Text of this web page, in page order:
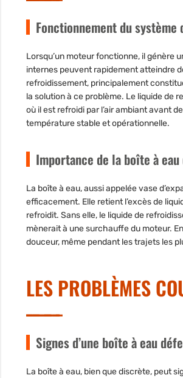
Fonctionnement du
Lorsqu’un moteur fonctionne, il génère
internes peuvent rapidement atteindre
refroidissement, principalement
la solution à ce problème. Le liquide de
où il est refroidi par l’air ambiant avant
température stable et opérationnelle.
Importance de la boîte à
La boîte à eau, aussi appelée vase
efficacement. Elle retient l’excès de
refroidit. Sans elle, le liquide de
mènerait à une surchauffe du moteur.
douceur, même pendant les trajets les
LES PROBLÈMES
Signes d’une boîte à eau
La boîte à eau, bien que discrète, peut